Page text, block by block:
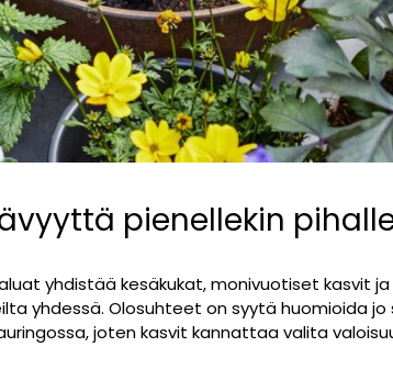
pienellekin
yhdistää kesäkukat, monivuotiset kasvit ja
yhdessä. Olosuhteet on syytä huomioida jo
joten kasvit kannattaa valita